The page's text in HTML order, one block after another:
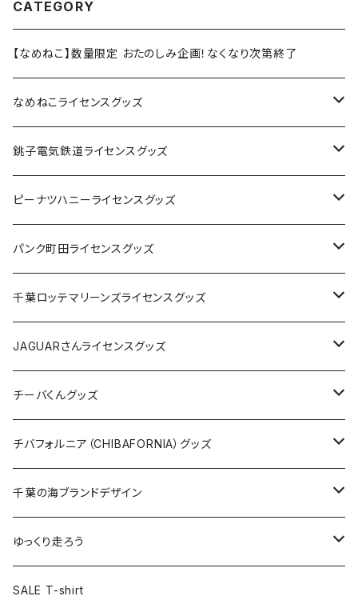
CATEGORY
【なめねこ】数量限定 おたのしみ企画！なくなり次第終了
なめねこライセンスグッズ
Tシャツ
キャップ
ステッカー
缶バッジ
ホテルキーホルダー
銚子電気鉄道ライセンスグッズ
ステッカー
缶バッジ
アクリルキーホルダー
ホテルキーホルダー
クリアファイル
Tシャツ
キャップ
トートバッグ
ランチバッグ
ピーナツハニーライセンスグッズ
Tシャツ
キャップ
バッグ
ステッカー
缶バッジ
キーホルダー
クリアファイル
パンク町田ライセンスグッズ
Tシャツ
キャップ
バッグ
ステッカー
缶バッジ
キーホルダー
クリアファイル
千葉ロッテマリーンズライセンスグッズ
ステッカー
ステッカー
ステッカー大
缶バッジ
缶バッジ32mm
缶バッジ54mm
エコバッグ
JAGUARさんコラボグッズ
Tシャツ
ステッカー
サコッシュ
ホテルキーホルダー
JAGUARさんライセンスグッズ
Tシャツ
ステッカー
缶バッジ
クリアファイル
マスク
チーバくんグッズ
Tシャツ
キャップ
エコバッグ
ステッカー
チバフォルニア（CHIBAFORNIA）グッズ
Tシャツ
キャップ
ステッカー
千葉の海ブランドデザイン
Tシャツ
キャップ
ゆっくり走ろう
Tシャツ
SALE T-shirt